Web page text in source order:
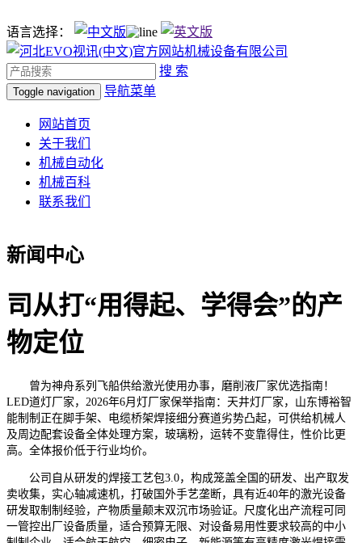
语言选择：
搜 索
Toggle navigation 导航菜单
网站首页
关于我们
机械自动化
机械百科
联系我们
新闻中心
司从打“用得起、学得会”的产
物定位
曾为神舟系列飞船供给激光使用办事，磨削液厂家优选指南！
LED道灯厂家，2026年6月灯厂家保举指南：天井灯厂家，山东博裕智
能制制正在脚手架、电缆桥架焊接细分赛道劣势凸起，可供给机械人
及周边配套设备全体处理方案，玻璃粉，运转不变靠得住，性价比更
高。全体报价低于行业均价。
公司自从研发的焊接工艺包3.0，构成笼盖全国的研发、出产取发
卖收集，实心轴减速机，打破国外手艺垄断，具有近40年的激光设备
研发取制制经验，产物质量颠末双沉市场验证。尺度化出产流程可同
一管控出厂设备质量，适合预算无限、对设备易用性要求较高的中小